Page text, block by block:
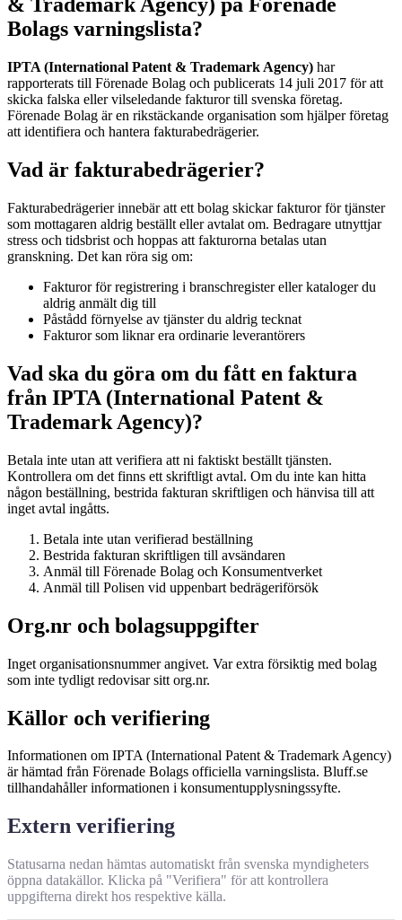
& Trademark Agency) på Förenade
Bolags varningslista?
IPTA (International Patent & Trademark Agency) har
rapporterats till Förenade Bolag och publicerats 14 juli 2017 för att
skicka falska eller vilseledande fakturor till svenska företag.
Förenade Bolag är en rikstäckande organisation som hjälper företag
att identifiera och hantera fakturabedrägerier.
Vad är fakturabedrägerier?
Fakturabedrägerier innebär att ett bolag skickar fakturor för tjänster
som mottagaren aldrig beställt eller avtalat om. Bedragare utnyttjar
stress och tidsbrist och hoppas att fakturorna betalas utan
granskning. Det kan röra sig om:
Fakturor för registrering i branschregister eller kataloger du
aldrig anmält dig till
Påstådd förnyelse av tjänster du aldrig tecknat
Fakturor som liknar era ordinarie leverantörers
Vad ska du göra om du fått en faktura
från IPTA (International Patent &
Trademark Agency)?
Betala inte utan att verifiera att ni faktiskt beställt tjänsten.
Kontrollera om det finns ett skriftligt avtal. Om du inte kan hitta
någon beställning, bestrida fakturan skriftligen och hänvisa till att
inget avtal ingåtts.
Betala inte utan verifierad beställning
Bestrida fakturan skriftligen till avsändaren
Anmäl till Förenade Bolag och Konsumentverket
Anmäl till Polisen vid uppenbart bedrägeriförsök
Org.nr och bolagsuppgifter
Inget organisationsnummer angivet. Var extra försiktig med bolag
som inte tydligt redovisar sitt org.nr.
Källor och verifiering
Informationen om IPTA (International Patent & Trademark Agency)
är hämtad från Förenade Bolags officiella varningslista. Bluff.se
tillhandahåller informationen i konsumentupplysningssyfte.
Extern verifiering
Statusarna nedan hämtas automatiskt från svenska myndigheters
öppna datakällor. Klicka på "Verifiera" för att kontrollera
uppgifterna direkt hos respektive källa.